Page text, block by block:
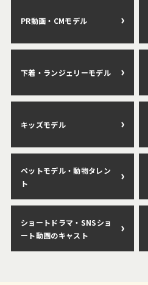
PR動画・CMモデル
下着・ランジェリーモデル
キッズモデル
ペットモデル・動物タレン
ト
ショートドラマ・SNSショ
ート動画のキャスト